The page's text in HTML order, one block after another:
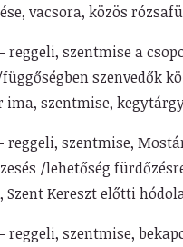
vacsora, közös
- reggeli, szentmise a
szenvedők
ima, szentmise,
reggeli, szentmise,
/lehetőség
Szent Kereszt előtti
- reggeli, szentmise,